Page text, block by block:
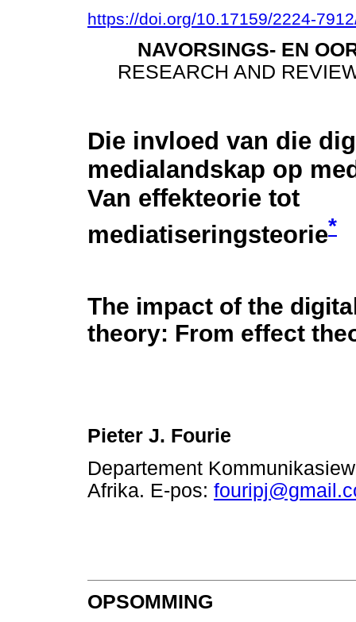
https://doi.org/10.17159/2224-
NAVORSINGS- EN
RESEARCH AND
Die invloed van die
medialandskap op
Van effekteorie tot
mediatiseringsteorie*
The impact of the
theory: From effect
Pieter J. Fourie
Departement
Afrika. E-pos:
OPSOMMING